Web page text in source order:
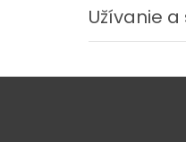
Užívanie